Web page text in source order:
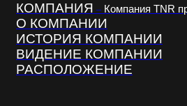
КОМПАНИЯ – Компания TNR
О КОМПАНИИ
ИСТОРИЯ КОМПАНИИ
ВИДЕНИЕ КОМПАНИИ
РАСПОЛОЖЕНИЕ